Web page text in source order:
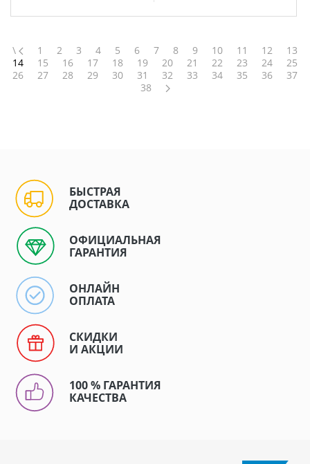
\ 1 2 3 4 5 6 7 8 9 10 11 12
13
14
15 16 17 18 19 20 21 22 23 24
25
26
27 28 29 30 31 32 33 34 35 36
37
38
БЫСТРАЯ
ДОСТАВКА
ОФИЦИАЛЬНАЯ
ГАРАНТИЯ
ОНЛАЙН
ОПЛАТА
СКИДКИ
И АКЦИИ
100 % ГАРАНТИЯ
КАЧЕСТВА